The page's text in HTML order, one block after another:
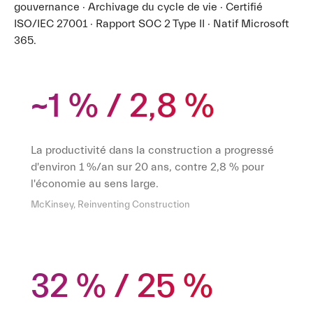
gouvernance · Archivage du cycle de vie · Certifié
ISO/IEC 27001 · Rapport SOC 2 Type II · Natif Microsoft
365.
~1 % / 2,8 %
La productivité dans la construction a progressé
d'environ 1 %/an sur 20 ans, contre 2,8 % pour
l'économie au sens large.
McKinsey, Reinventing Construction
32 % / 25 %